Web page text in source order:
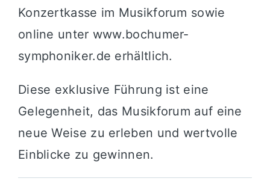
Konzertkasse im Musikforum sowie
online unter www.bochumer-
symphoniker.de erhältlich.
Diese exklusive Führung ist eine
Gelegenheit, das Musikforum auf eine
neue Weise zu erleben und wertvolle
Einblicke zu gewinnen.